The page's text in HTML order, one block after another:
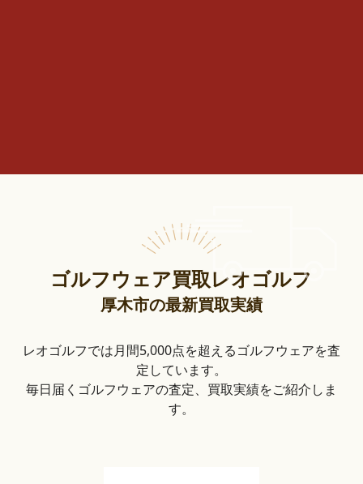
ゴルフウェア買取レオゴルフ
厚木市の最新買取実績
レオゴルフでは月間5,000点を超えるゴルフウェアを査
定しています。
毎日届くゴルフウェアの査定、買取実績をご紹介しま
す。